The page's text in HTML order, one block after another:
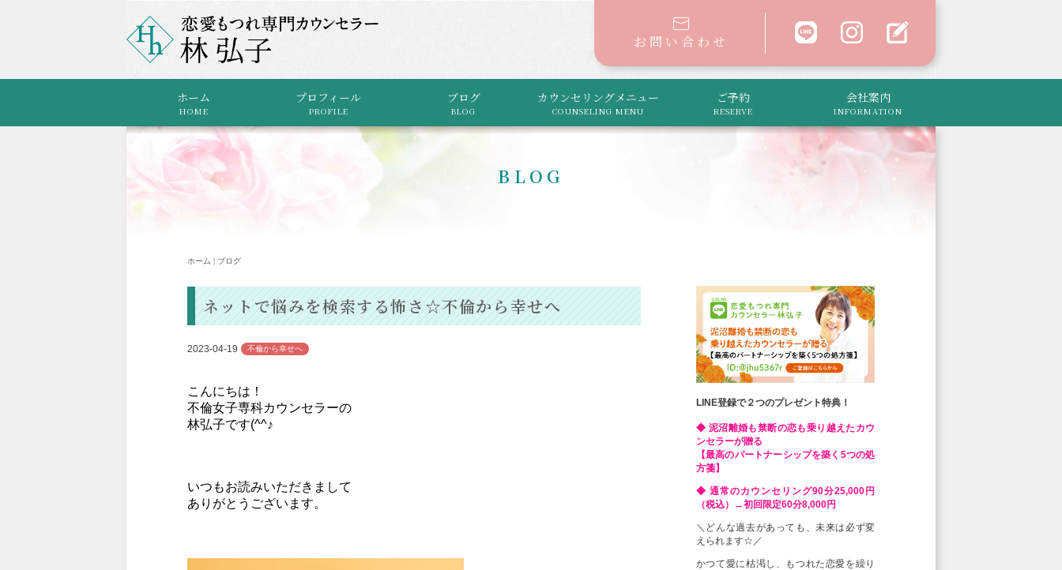
お問い合わせ
ホーム
HOME
プロフィール
PROFILE
ブログ
BLOG
カウンセリングメニュー
COUNSELING MENU
ご予約
RESERVE
会社案内
INFORMATION
BLOG
ホーム | ブログ
ネットで悩みを検索する怖さ☆不倫から幸せへ
2023-04-19 不倫から幸せへ
こんにちは！
不倫女子専科カウンセラーの
林弘子です(^^♪
いつもお読みいただきまして
ありがとうございます。
LINE登録で２つのプレゼント特典！
◆ 泥沼離婚も禁断の恋も乗り越えたカウ
ンセラーが贈る
【最高のパートナーシップを築く5つの処
方箋】
◆ 通常のカウンセリング90分25,000円
（税込）→初回限定60分8,000円
＼どんな過去があっても、未来は必ず変
えられます☆／
かつて愛に枯渇し、もつれた恋愛を繰り